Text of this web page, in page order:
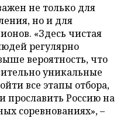
не только для
но и для
«Здесь чистая
регулярно
вероятность, что
уникальные
все этапы отбора,
прославить Россию на
соревнованиях», –